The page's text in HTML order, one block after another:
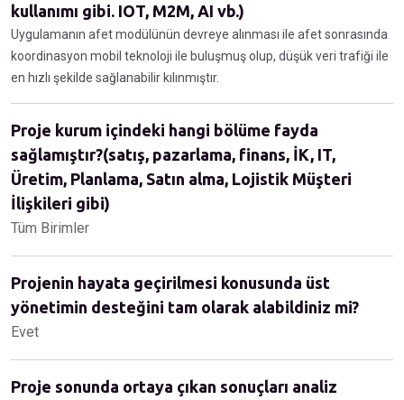
kullanımı gibi. IOT, M2M, AI vb.)
Uygulamanın afet modülünün devreye alınması ile afet sonrasında
koordinasyon mobil teknoloji ile buluşmuş olup, düşük veri trafiği ile
en hızlı şekilde sağlanabilir kılınmıştır.
Proje kurum içindeki hangi bölüme fayda
sağlamıştır?(satış, pazarlama, finans, İK, IT,
Üretim, Planlama, Satın alma, Lojistik Müşteri
İlişkileri gibi)
Tüm Birimler
Projenin hayata geçirilmesi konusunda üst
yönetimin desteğini tam olarak alabildiniz mi?
Evet
Proje sonunda ortaya çıkan sonuçları analiz